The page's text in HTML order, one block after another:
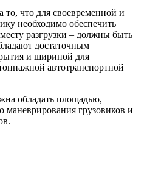
что для своевременной и
необходимо обеспечить
разгрузки – должны быть
достаточным
и шириной для
автотранспортной
обладать площадью,
маневрирования грузовиков и